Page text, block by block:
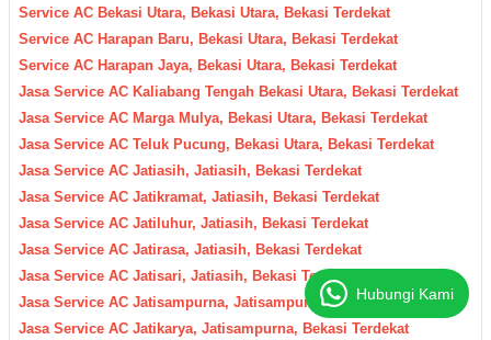
Service AC Bekasi Utara, Bekasi Utara, Bekasi Terdekat
Service AC Harapan Baru, Bekasi Utara, Bekasi Terdekat
Service AC Harapan Jaya, Bekasi Utara, Bekasi Terdekat
Jasa Service AC Kaliabang Tengah Bekasi Utara, Bekasi Terdekat
Jasa Service AC Marga Mulya, Bekasi Utara, Bekasi Terdekat
Jasa Service AC Teluk Pucung, Bekasi Utara, Bekasi Terdekat
Jasa Service AC Jatiasih, Jatiasih, Bekasi Terdekat
Jasa Service AC Jatikramat, Jatiasih, Bekasi Terdekat
Jasa Service AC Jatiluhur, Jatiasih, Bekasi Terdekat
Jasa Service AC Jatirasa, Jatiasih, Bekasi Terdekat
Jasa Service AC Jatisari, Jatiasih, Bekasi Terdekat
Jasa Service AC Jatisampurna, Jatisampurna, Bekasi Terdekat
Jasa Service AC Jatikarya, Jatisampurna, Bekasi Terdekat
Hubungi Kami